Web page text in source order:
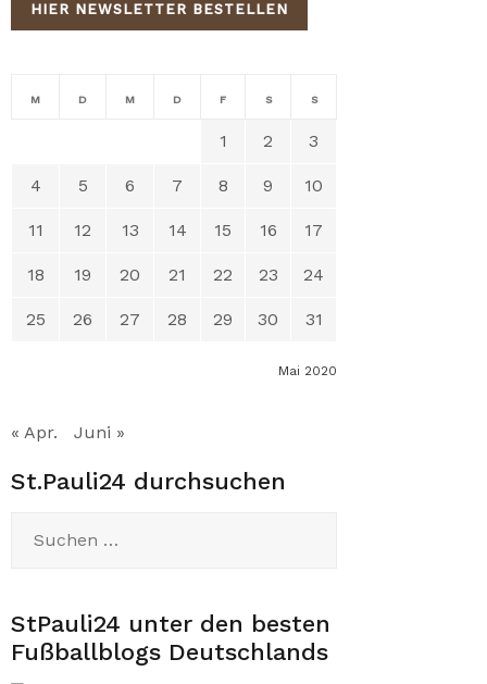
HIER NEWSLETTER BESTELLEN
Mai 2020
M D M D F S S
1 2 3
4 5 6 7 8 9 10
11 12 13 14 15 16 17
18 19 20 21 22 23 24
25 26 27 28 29 30 31
« Apr. Juni »
St.Pauli24 durchsuchen
nach:
StPauli24 unter den besten
Fußballblogs Deutschlands